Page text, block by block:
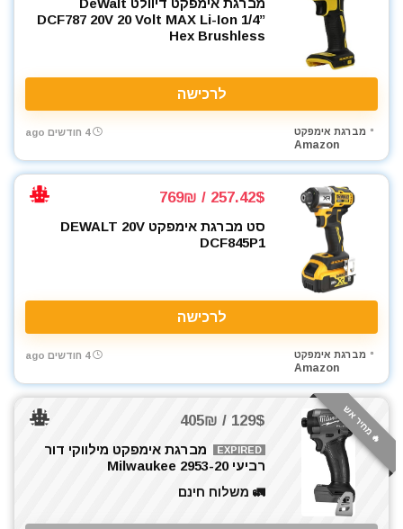
מברגת אימפקט דיוולט DeWalt
DCF787 20V 20 Volt MAX Li-Ion 1/4”
Hex Brushless
לרכישה
מברגת אימפקט
Amazon
4 חודשים ago
257.42$ / 769₪
סט מברגת אימפקט DEWALT 20V
DCF845P1
לרכישה
מברגת אימפקט
Amazon
4 חודשים ago
🔥 מחיר אש 129$ / 405₪
EXPIRED
מברגת אימפקט מילווקי דור
רביעי Milwaukee 2953-20
🚛 משלוח חינם